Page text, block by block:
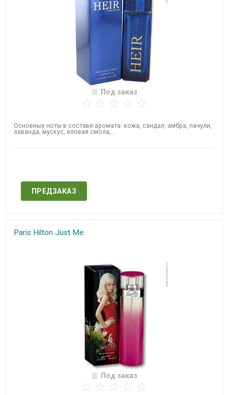
Под заказ
Основные ноты в составе аромата: кожа, сандал, амбра, пачули,
лаванда, мускус, еловая смола,...
ПРЕДЗАКАЗ
Paris Hilton Just Me
Под заказ